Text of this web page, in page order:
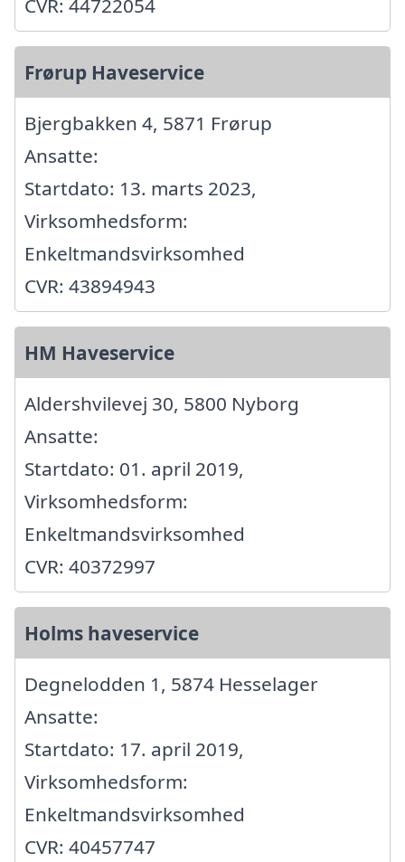
CVR: 44722054
Frørup Haveservice
Bjergbakken 4, 5871 Frørup
Ansatte:
Startdato: 13. marts 2023,
Virksomhedsform:
Enkeltmandsvirksomhed
CVR: 43894943
HM Haveservice
Aldershvilevej 30, 5800 Nyborg
Ansatte:
Startdato: 01. april 2019,
Virksomhedsform:
Enkeltmandsvirksomhed
CVR: 40372997
Holms haveservice
Degnelodden 1, 5874 Hesselager
Ansatte:
Startdato: 17. april 2019,
Virksomhedsform:
Enkeltmandsvirksomhed
CVR: 40457747